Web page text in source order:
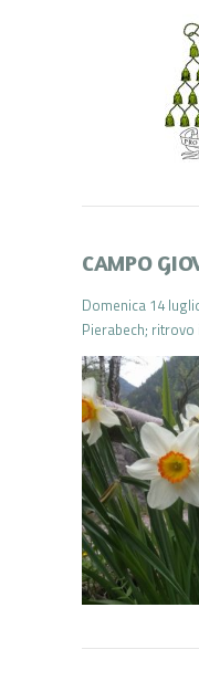
CAMPO
Domenica 14
Pierabech; ritrovo